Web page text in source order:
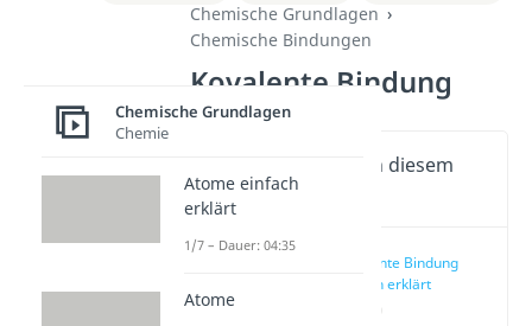
Chemische Grundlagen
Chemische Bindungen
Kovalente Bindung
Wichtige Inhalte in diesem
Video
Kovalente Bindung
einfach erklärt
(00:13)
Chemische Grundlagen
Chemie
Atome einfach
erklärt
1/7 – Dauer: 04:35
Atome